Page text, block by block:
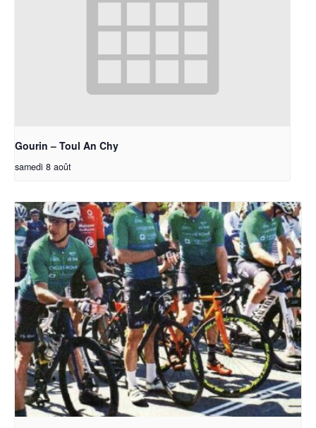
Gourin – Toul An Chy
samedi 8 août